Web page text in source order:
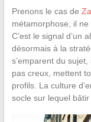
Prenons le cas de
métamorphose, il ne
C’est le signal d’un
désormais à la
s’emparent du
pas creux, mettent
profils. La culture
socle sur lequel bâtir